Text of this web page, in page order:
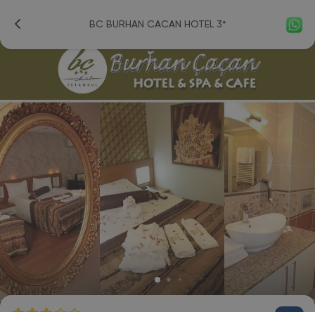
BC BURHAN CACAN HOTEL 3*